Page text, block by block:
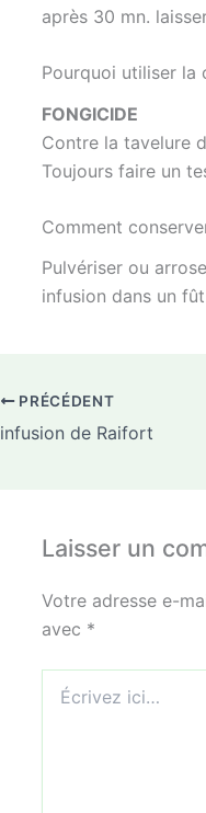
après 30 mn.
Pourquoi utiliser la
FONGICIDE
Contre la tavelure
Toujours faire un
Comment
Pulvériser ou
infusion dans un
PRÉCÉDENT
infusion de Raifort
Laisser un
Votre adresse e-
avec *
ici…